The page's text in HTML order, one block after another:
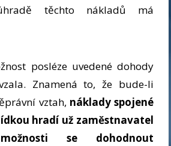
těchto nákladů má
posléze uvedené dohody
Znamená to, že bude-li
vztah, náklady spojené
hradí už zaměstnavatel
se dohodnout